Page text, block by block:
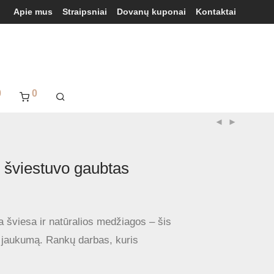
Apie mus Straipsniai Dovanų kuponai Kontaktai
0
gaubtas
šviesa ir natūralios medžiagos – šis
Rankų darbas, kuris